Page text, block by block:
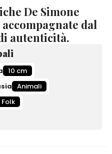
De Simone
dal
autenticità.
10 cm
Animali
Folk